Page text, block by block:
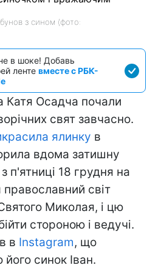
з сином (фото:
в шоке! Добавь
ленте вместе с РБК-
Катя Осадча почали
свят завчасно.
ялинку в
вдома затишну
п'ятниці 18 грудня на
світ
Миколая, і цю
стороною і ведучі.
в Instagram, що
синок Іван.